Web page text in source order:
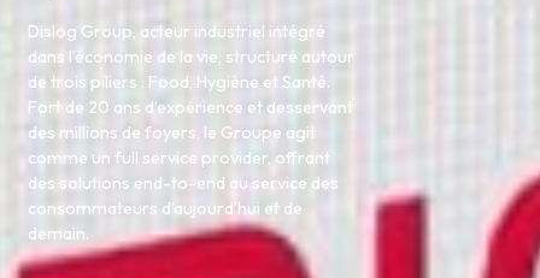
Dislog Group, acteur industriel intégré
dans l’économie de la vie, structuré autour
de trois piliers : Food, Hygiène et Santé.
Fort de 20 ans d’expérience et desservant
des millions de foyers, le Groupe agit
comme un full service provider, offrant
des solutions end-to-end au service des
consommateurs d’aujourd’hui et de
demain.